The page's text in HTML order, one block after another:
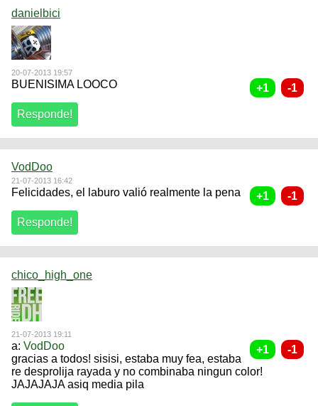
danielbici
20-07-2013 19:57
BUENISIMA LOOCO
VodDoo
21-07-2013 16:42
Felicidades, el laburo valió realmente la pena
chico_high_one
21-07-2013 19:11
a: VodDoo
gracias a todos! sisisi, estaba muy fea, estaba
re desprolija rayada y no combinaba ningun color!
JAJAJAJA asiq media pila